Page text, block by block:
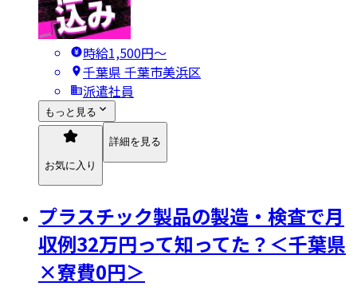
時給1,500円〜
千葉県 千葉市美浜区
派遣社員
もっと見る
お気に入り
詳細を見る
プラスチック製品の製造・検査で月
収例32万円って知ってた？＜千葉県
×寮費0円＞